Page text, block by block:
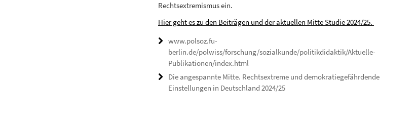
Rechtsextremismus ein.
Hier geht es zu den Beiträgen und der aktuellen Mitte Studie 2024/25.
www.polsoz.fu-
berlin.de/polwiss/forschung/sozialkunde/politikdidaktik/Aktuelle-
Publikationen/index.html
Die angespannte Mitte. Rechtsextreme und demokratiegefährdende
Einstellungen in Deutschland 2024/25